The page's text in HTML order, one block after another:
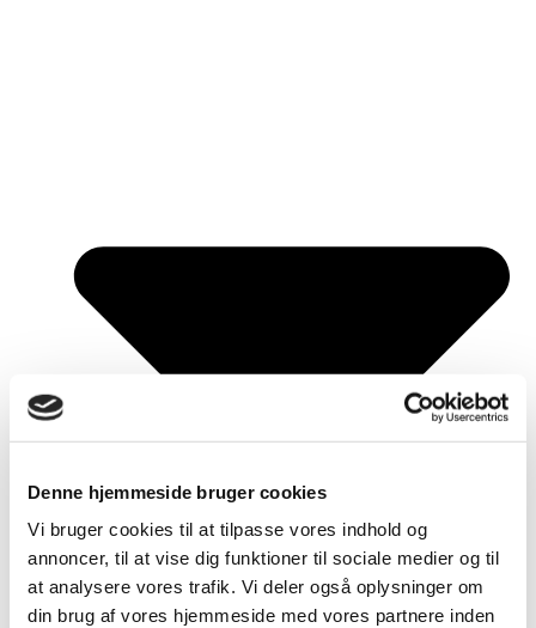
Denne hjemmeside bruger cookies
Vi bruger cookies til at tilpasse vores indhold og
annoncer, til at vise dig funktioner til sociale medier og til
at analysere vores trafik. Vi deler også oplysninger om
din brug af vores hjemmeside med vores partnere inden